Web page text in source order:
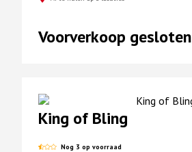
Voorverkoop gesloten
King of Bling
Nog 3 op voorraad